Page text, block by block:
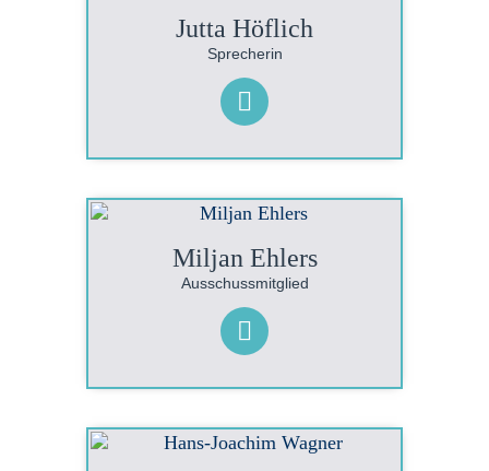
Jutta Höflich
Sprecherin
Miljan Ehlers
Ausschussmitglied